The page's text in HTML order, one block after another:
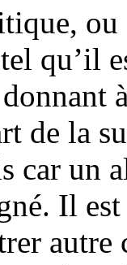
ou
qu’il
de la
car un
Il
autre